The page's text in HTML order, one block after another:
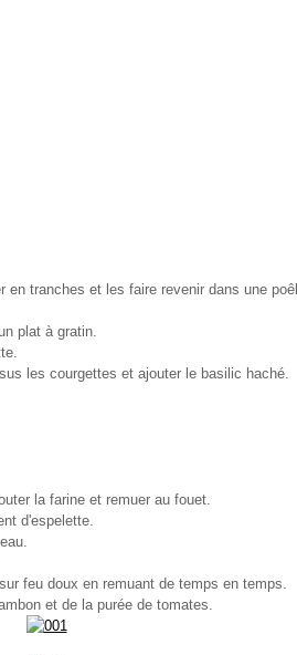
tranches et les faire revenir dans une
plat à gratin.
les courgettes et ajouter le basilic haché.
la farine et remuer au fouet.
d'espelette.
feu doux en remuant de temps en temps.
et de la purée de tomates.